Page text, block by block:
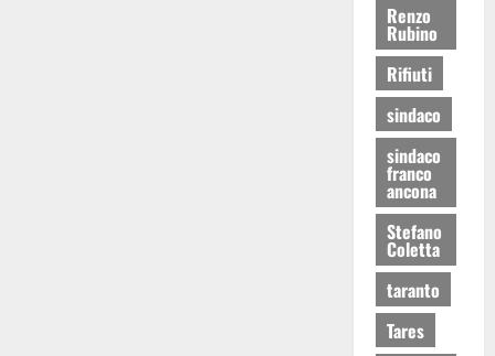
Renzo
Rubino
Rifiuti
sindaco
sindaco
franco
ancona
Stefano
Coletta
taranto
Tares